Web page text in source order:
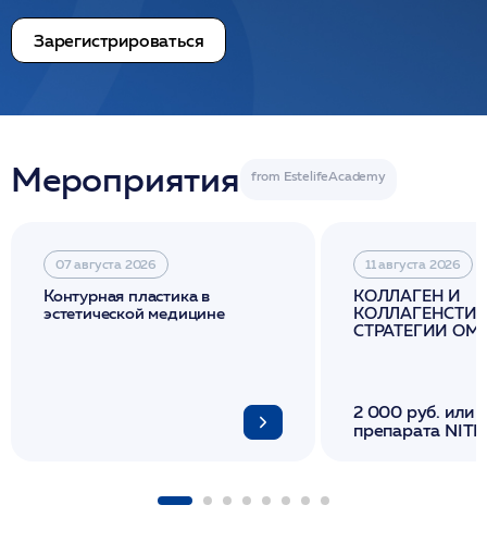
Зарегистрироваться
Мероприятия
07 августа 2026
Контурная пластика в
эстетической медицине
11 августа 2026
КОЛЛАГЕН И
СТРАТЕГИИ
2 000 руб. или
препарата